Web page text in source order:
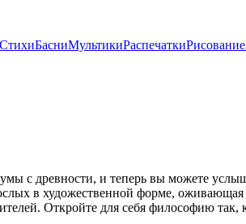
СтихиБасниМультикиРаспечаткиРисование
умы с древности, и теперь вы можете
в художественной форме,
Откройте для себя философию